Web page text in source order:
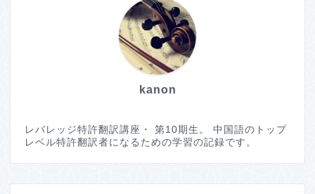
kanon
レバレッジ特許翻訳講座・ 第10期生。 中国語のトップ
レベル特許翻訳者になるための学習の記録です。